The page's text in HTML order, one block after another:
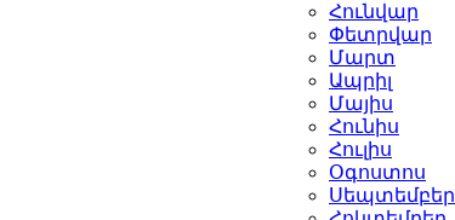
Հունվար
Փետրվար
Մարտ
Ապրիլ
Մայիս
Հունիս
Հուլիս
Օգոստոս
Սեպտեմբեր